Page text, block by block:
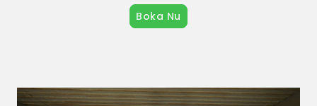
Boka Nu